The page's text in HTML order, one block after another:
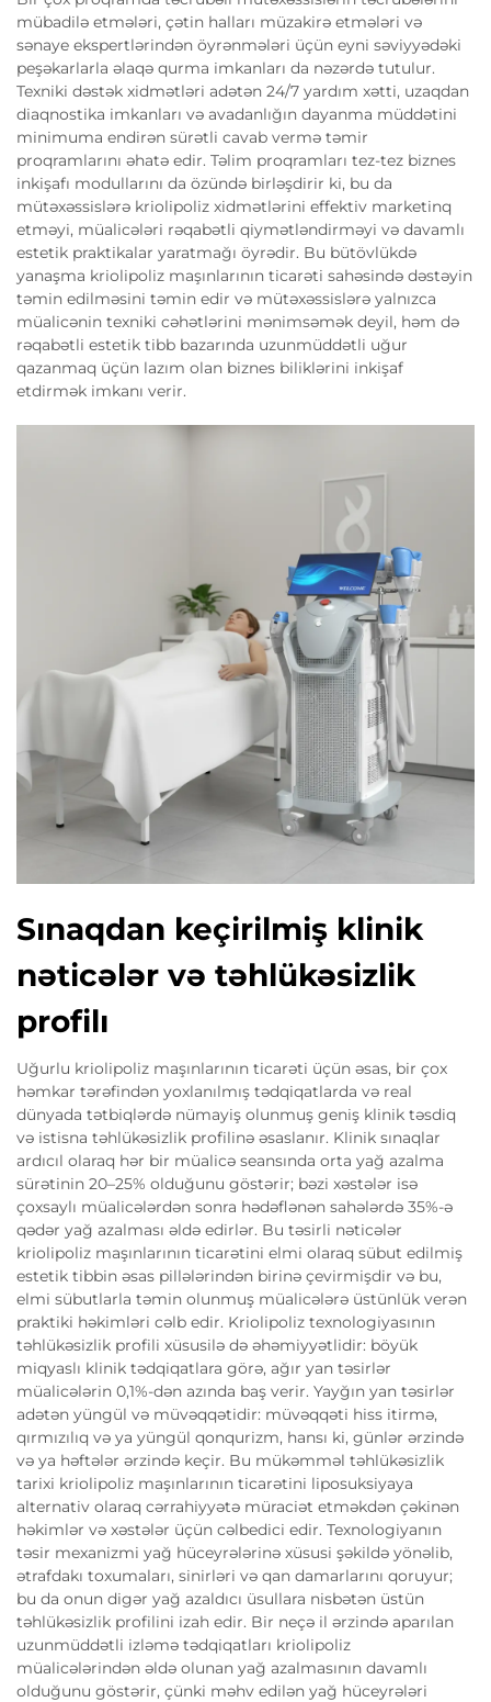
mübadilə etmələri, çətin halları müzakirə etmələri və
sənaye ekspertlərindən öyrənmələri üçün eyni səviyyədəki
peşəkarlarla əlaqə qurma imkanları da nəzərdə tutulur.
Texniki dəstək xidmətləri adətən 24/7 yardım xətti, uzaqdan
diaqnostika imkanları və avadanlığın dayanma müddətini
minimuma endirən sürətli cavab vermə təmir
proqramlarını əhatə edir. Təlim proqramları tez-tez biznes
inkişafı modullarını da özündə birləşdirir ki, bu da
mütəxəssislərə kriolipoliz xidmətlərini effektiv marketinq
etməyi, müalicələri rəqabətli qiymətləndirməyi və davamlı
estetik praktikalar yaratmağı öyrədir. Bu bütövlükdə
yanaşma kriolipoliz maşınlarının ticarəti sahəsində dəstəyin
təmin edilməsini təmin edir və mütəxəssislərə yalnızca
müalicənin texniki cəhətlərini mənimsəmək deyil, həm də
rəqabətli estetik tibb bazarında uzunmüddətli uğur
qazanmaq üçün lazım olan biznes biliklərini inkişaf
etdirmək imkanı verir.
Sınaqdan keçirilmiş klinik
nəticələr və təhlükəsizlik
profilı
Uğurlu kriolipoliz maşınlarının ticarəti üçün əsas, bir çox
həmkar tərəfindən yoxlanılmış tədqiqatlarda və real
dünyada tətbiqlərdə nümayiş olunmuş geniş klinik təsdiq
və istisna təhlükəsizlik profilinə əsaslanır. Klinik sınaqlar
ardıcıl olaraq hər bir müalicə seansında orta yağ azalma
sürətinin 20–25% olduğunu göstərir; bəzi xəstələr isə
çoxsaylı müalicələrdən sonra hədəflənən sahələrdə 35%-ə
qədər yağ azalması əldə edirlər. Bu təsirli nəticələr
kriolipoliz maşınlarının ticarətini elmi olaraq sübut edilmiş
estetik tibbin əsas pillələrindən birinə çevirmişdir və bu,
elmi sübutlarla təmin olunmuş müalicələrə üstünlük verən
praktiki həkimləri cəlb edir. Kriolipoliz texnologiyasının
təhlükəsizlik profili xüsusilə də əhəmiyyətlidir: böyük
miqyaslı klinik tədqiqatlara görə, ağır yan təsirlər
müalicələrin 0,1%-dən azında baş verir. Yayğın yan təsirlər
adətən yüngül və müvəqqətidir: müvəqqəti hiss itirmə,
qırmızılıq və ya yüngül qonqurizm, hansı ki, günlər ərzində
və ya həftələr ərzində keçir. Bu mükəmməl təhlükəsizlik
tarixi kriolipoliz maşınlarının ticarətini liposuksiyaya
alternativ olaraq cərrahiyyətə müraciət etməkdən çəkinən
həkimlər və xəstələr üçün cəlbedici edir. Texnologiyanın
təsir mexanizmi yağ hüceyrələrinə xüsusi şəkildə yönəlib,
ətrafdakı toxumaları, sinirləri və qan damarlarını qoruyur;
bu da onun digər yağ azaldıcı üsullara nisbətən üstün
təhlükəsizlik profilini izah edir. Bir neçə il ərzində aparılan
uzunmüddətli izləmə tədqiqatları kriolipoliz
müalicələrindən əldə olunan yağ azalmasının davamlı
olduğunu göstərir, çünki məhv edilən yağ hüceyrələri